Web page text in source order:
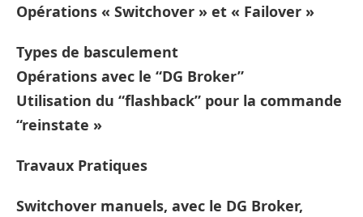
Opérations « Switchover » et « Failover »
Types de basculement
Opérations avec le “DG Broker”
Utilisation du “flashback” pour la commande
“reinstate »
Travaux Pratiques
Switchover manuels, avec le DG Broker,